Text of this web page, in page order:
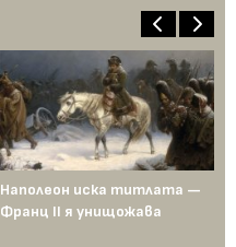
Наполеон иска титлата —
Франц II я унищожава